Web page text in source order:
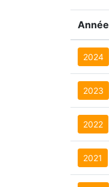
Année
2024
2023
2022
2021